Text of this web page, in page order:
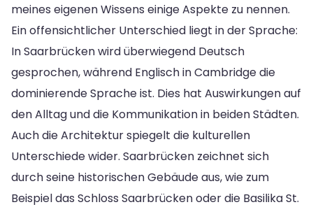
meines eigenen Wissens einige Aspekte zu nennen.
Ein offensichtlicher Unterschied liegt in der Sprache:
In Saarbrücken wird überwiegend Deutsch
gesprochen, während Englisch in Cambridge die
dominierende Sprache ist. Dies hat Auswirkungen auf
den Alltag und die Kommunikation in beiden Städten.
Auch die Architektur spiegelt die kulturellen
Unterschiede wider. Saarbrücken zeichnet sich
durch seine historischen Gebäude aus, wie zum
Beispiel das Schloss Saarbrücken oder die Basilika St.